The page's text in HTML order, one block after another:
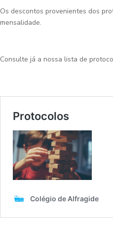
Os descontos provenientes dos
mensalidade.
Consulte já a nossa lista de